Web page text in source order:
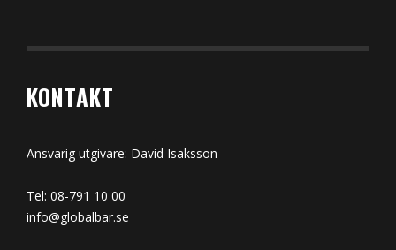
KONTAKT
Ansvarig utgivare: David Isaksson
Tel: 08-791 10 00
info@globalbar.se